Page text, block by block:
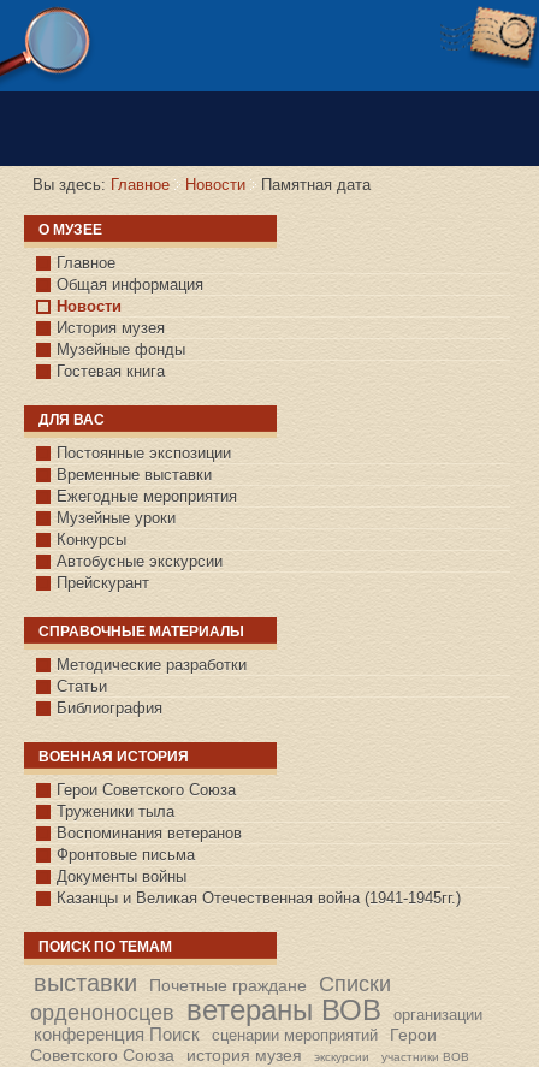
Версия сайта для слабовидящих
Вы здесь: Главное Новости Памятная дата
О МУЗЕЕ
Главное
Общая информация
Новости
История музея
Музейные фонды
Гостевая книга
ДЛЯ ВАС
Постоянные экспозиции
Временные выставки
Ежегодные мероприятия
Музейные уроки
Конкурсы
Автобусные экскурсии
Прейскурант
СПРАВОЧНЫЕ МАТЕРИАЛЫ
Методические разработки
Статьи
Библиография
ВОЕННАЯ ИСТОРИЯ
С.КАЗАНСКОЕ
Герои Советского Союза
Труженики тыла
Воспоминания ветеранов
Фронтовые письма
Документы войны
Казанцы и Великая Отечественная война (1941-1945гг.)
ПОИСК ПО ТЕМАМ
выставки Почетные граждане
Списки
орденоносцев ветераны ВОВ организации
конференция Поиск сценарии мероприятий
Герои
Советского Союза
история музея экскурсии
участники ВОВ